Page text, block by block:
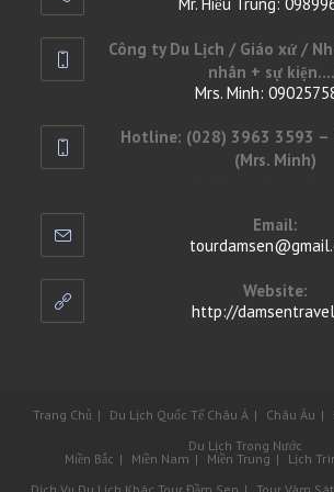
in
your
Công ty Du Lịch / Giáo xứ /
nhân + sự
Mrs. Minh:
in
your
Hotline: (028) 3963 3593
(Mrs. Minh)
Email:
Website:
http://
Trang Chủ Du Lịch Quốc Tế Châu Á Châu Âu
Du Lịch Trong Nước
Miền Bắc
Miền Nam Miền Trung
Lịch